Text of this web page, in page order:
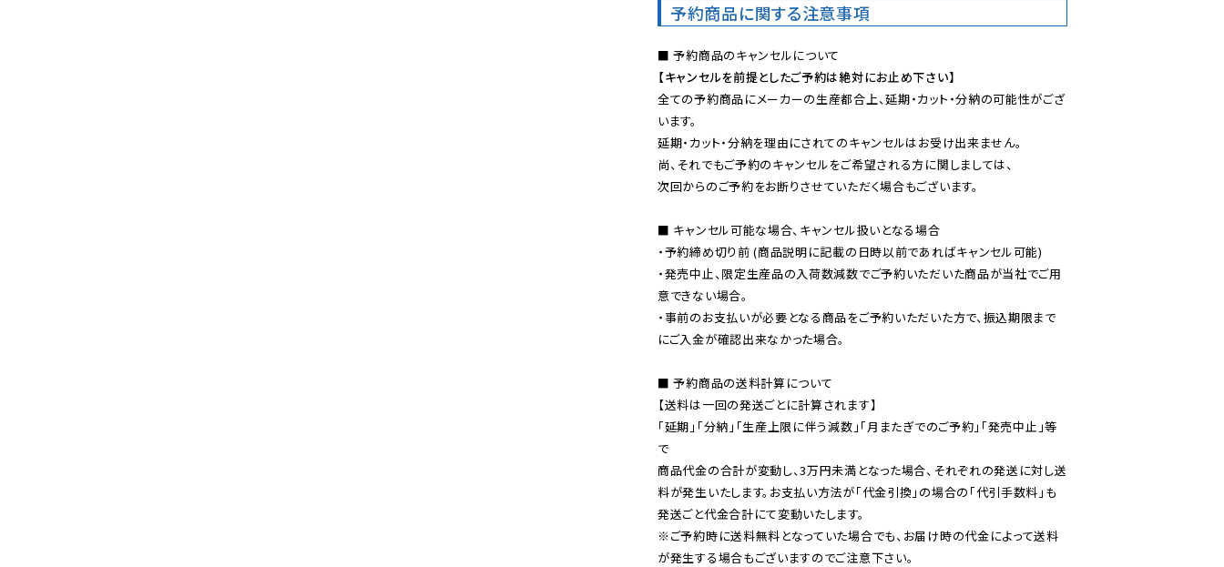
予約商品に関する注意事項
【キャンセルを前提としたご予約は絶対にお止め下さい】
全ての予約商品にメーカーの生産都合上、延期・カット・分納の可能性がござ
います。
延期・カット・分納を理由にされてのキャンセルはお受け出来ません。
尚、それでもご予約のキャンセルをご希望される方に関しましては、
次回からのご予約をお断りさせていただく場合もございます。
■ キャンセル可能な場合、キャンセル扱いとなる場合
・予約締め切り前 (商品説明に記載の日時以前であればキャンセル可能)
・発売中止、限定生産品の入荷数減数でご予約いただいた商品が当社でご用
意できない場合。
・事前のお支払いが必要となる商品をご予約いただいた方で、振込期限まで
にご入金が確認出来なかった場合。
■ 予約商品の送料計算について
【送料は一回の発送ごとに計算されます】
「延期」「分納」「生産上限に伴う減数」「月またぎでのご予約」「発売中止」等
で
商品代金の合計が変動し、3万円未満となった場合、それぞれの発送に対し送
料が発生いたします。お支払い方法が「代金引換」の場合の「代引手数料」も
※ご予約時に送料無料となっていた場合でも、お届け時の代金によって送料
が発生する場合もございますのでご注意下さい。